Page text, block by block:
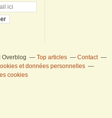
Overblog Top articles
Contact
et données personnelles
cookies